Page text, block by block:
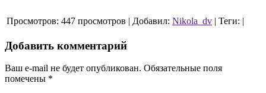
Просмотров: 447 просмотров | Добавил: Nikola_dv | Теги: |
Добавить комментарий
Ваш e-mail не будет опубликован. Обязательные поля
помечены *